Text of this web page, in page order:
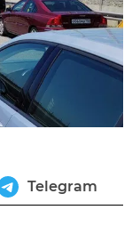
Telegram